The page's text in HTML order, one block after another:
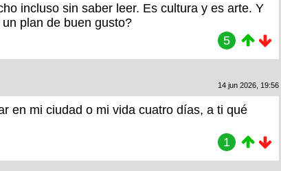
incluso sin saber leer. Es cultura y es arte. Y
plan de buen gusto?
5
14 jun 2026, 19:56
en mi ciudad o mi vida cuatro días, a ti qué
1